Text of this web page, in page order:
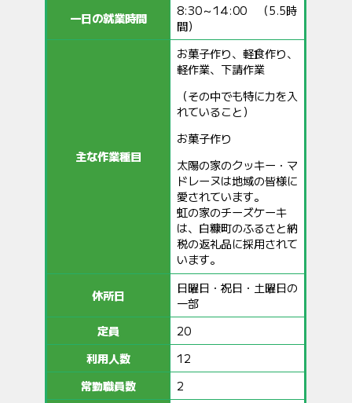
一日の就業時間
8:30～14:00 （5.5時
間）
主な作業種目
お菓子作り、軽食作り、
軽作業、下請作業
（その中でも特に力を入
れていること）
お菓子作り
太陽の家のクッキー・マ
ドレーヌは地域の皆様に
愛されています。
虹の家のチーズケーキ
は、白糠町のふるさと納
税の返礼品に採用されて
います。
休所日
日曜日・祝日・土曜日の
一部
定員
20
利用人数
12
常勤職員数
2